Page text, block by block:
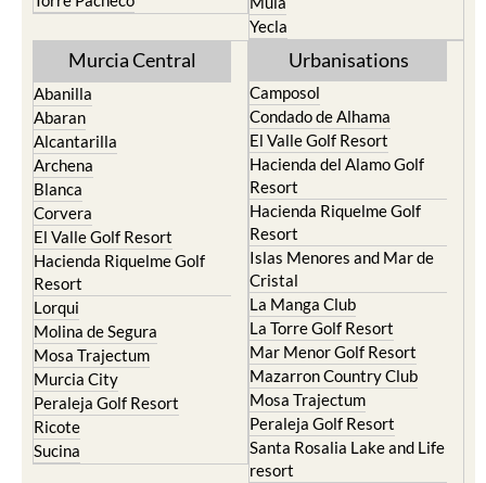
Yecla
Murcia Central
Abanilla
Abaran
Alcantarilla
Archena
Blanca
Corvera
El Valle Golf Resort
Hacienda Riquelme Golf
Resort
Lorqui
Molina de Segura
Mosa Trajectum
Murcia City
Peraleja Golf Resort
Ricote
Sucina
Urbanisations
Camposol
Condado de Alhama
El Valle Golf Resort
Hacienda del Alamo Golf
Resort
Hacienda Riquelme Golf
Resort
Islas Menores and Mar de
Cristal
La Manga Club
La Torre Golf Resort
Mar Menor Golf Resort
Mazarron Country Club
Mosa Trajectum
Peraleja Golf Resort
Santa Rosalia Lake and Life
resort